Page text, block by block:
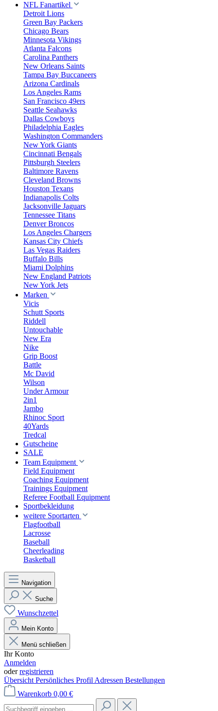
NFL Fanartikel
Detroit Lions
Green Bay Packers
Chicago Bears
Minnesota Vikings
Atlanta Falcons
Carolina Panthers
New Orleans Saints
Tampa Bay Buccaneers
Arizona Cardinals
Los Angeles Rams
San Francisco 49ers
Seattle Seahawks
Dallas Cowboys
Philadelphia Eagles
Washington Commanders
New York Giants
Cincinnati Bengals
Pittsburgh Steelers
Baltimore Ravens
Cleveland Browns
Houston Texans
Indianapolis Colts
Jacksonville Jaguars
Tennessee Titans
Denver Broncos
Los Angeles Chargers
Kansas City Chiefs
Las Vegas Raiders
Buffalo Bills
Miami Dolphins
New England Patriots
New York Jets
Marken
Vicis
Schutt Sports
Riddell
Untouchable
New Era
Nike
Grip Boost
Battle
Mc David
Wilson
Under Armour
2in1
Jambo
Rhinoc Sport
40Yards
Tredcal
Gutscheine
SALE
Team Equipment
Field Equipment
Coaching Equipment
Trainings Equipment
Referee Football Equipment
Sportbekleidung
weitere Sportarten
Flagfootball
Lacrosse
Baseball
Cheerleading
Basketball
Navigation
Suche
Wunschzettel
Mein Konto
Menü schließen
Ihr Konto
Anmelden
oderregistrieren
Übersicht Persönliches Profil Adressen Bestellungen
Warenkorb 0,00 €